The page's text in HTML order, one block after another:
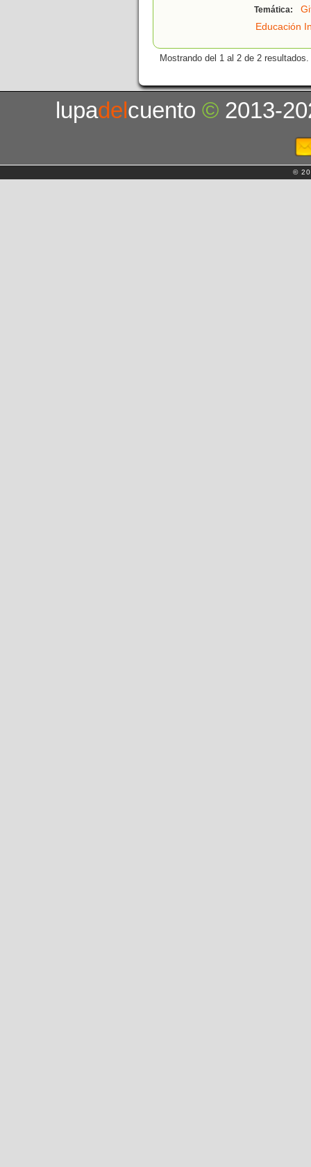
Temática:
Educación
Mostrando del 1 al 2 de 2 resultados.
lupadelcuento© 2013-
©